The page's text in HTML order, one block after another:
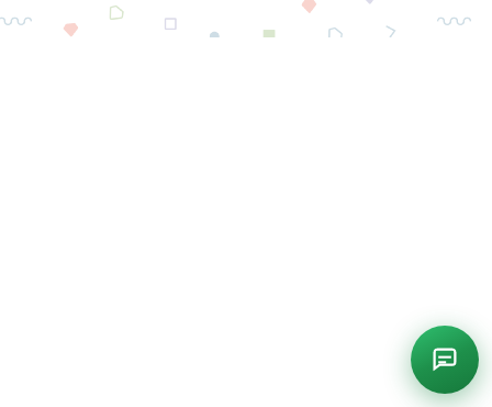
фрилансеров. Я, как автор студенческих работ, решил
разобраться в этом деле и сделать для себя выводы, а